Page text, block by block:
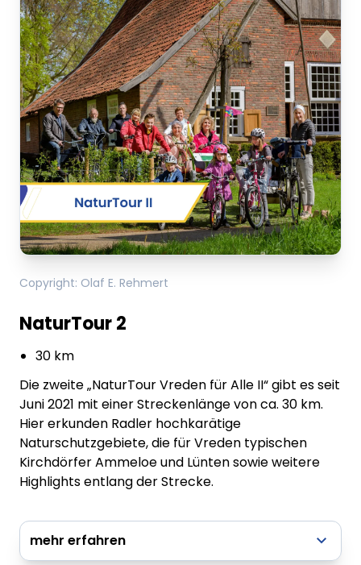
Copyright: Olaf E. Rehmert
NaturTour 2
30 km
Die zweite „NaturTour Vreden für Alle II“ gibt es seit
Juni 2021 mit einer Streckenlänge von ca. 30 km.
Hier erkunden Radler hochkarätige
Naturschutzgebiete, die für Vreden typischen
Kirchdörfer Ammeloe und Lünten sowie weitere
Highlights entlang der Strecke.
mehr erfahren